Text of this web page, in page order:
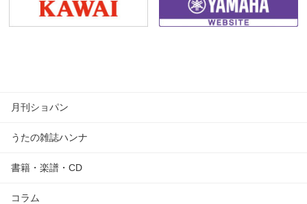
月刊ショパン
うたの雑誌ハンナ
書籍・楽譜・CD
コラム